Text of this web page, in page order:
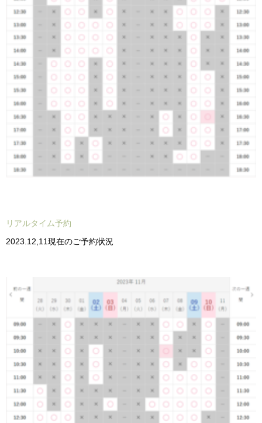
リアルタイム予約
2023.12,11現在のご予約状況